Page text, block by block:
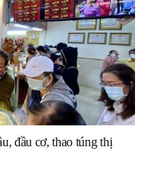
đầu cơ, thao túng thị